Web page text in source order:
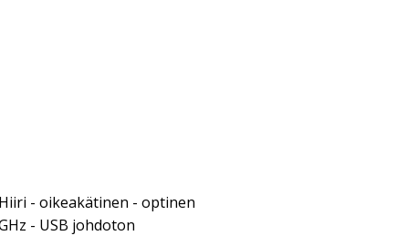
- oikeakätinen - optinen
- USB johdoton